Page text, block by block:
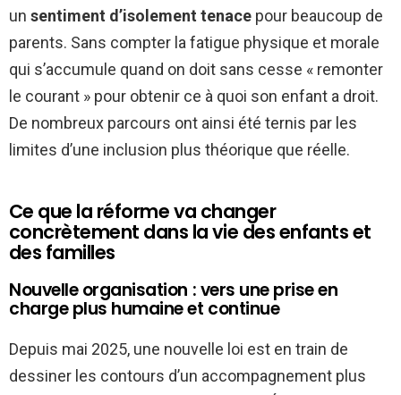
un sentiment d’isolement tenace pour beaucoup de
parents. Sans compter la fatigue physique et morale
qui s’accumule quand on doit sans cesse « remonter
le courant » pour obtenir ce à quoi son enfant a droit.
De nombreux parcours ont ainsi été ternis par les
limites d’une inclusion plus théorique que réelle.
Ce que la réforme va changer
concrètement dans la vie des enfants et
des familles
Nouvelle organisation : vers une prise en
charge plus humaine et continue
Depuis mai 2025, une nouvelle loi est en train de
dessiner les contours d’un accompagnement plus